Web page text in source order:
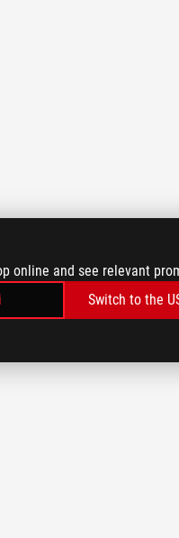
online and see relevant
Switch to the